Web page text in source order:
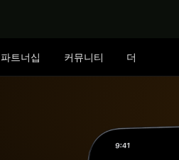
파트너십 커뮤니티 더